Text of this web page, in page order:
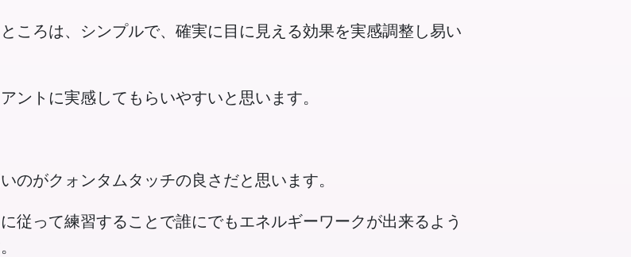
ころは、シンプルで、確実に目に見える効果を実感調整し易い
ントに実感してもらいやすいと思います。
のがクォンタムタッチの良さだと思います。
従って練習することで誰にでもエネルギーワークが出来るよう